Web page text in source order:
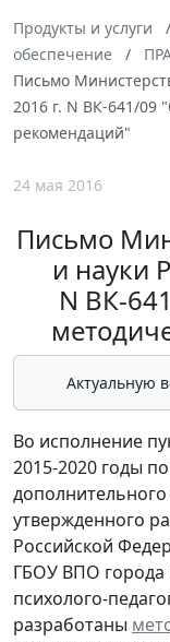
Продукты и услуги
обеспечение
Письмо
2016 г. N ВК-641/09
рекомендаций"
24 мая 2016
Письмо
и науки
N ВК-
Актуальную
Во исполнение
2015-2020 годы
утвержденного
Российской
ГБОУ ВПО города
психолого-
разработаны